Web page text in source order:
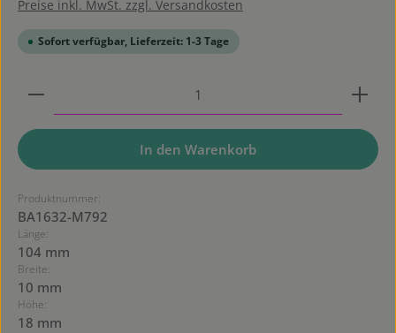
Preise inkl. MwSt. zzgl. Versandkosten
Sofort verfügbar, Lieferzeit: 1-3 Tage
Produkt Anzahl: Gib den gewünschten Wert ein
In den Warenkorb
Produktnummer:
BA1632-M792
Länge:
104 mm
Breite:
10 mm
Höhe:
18 mm